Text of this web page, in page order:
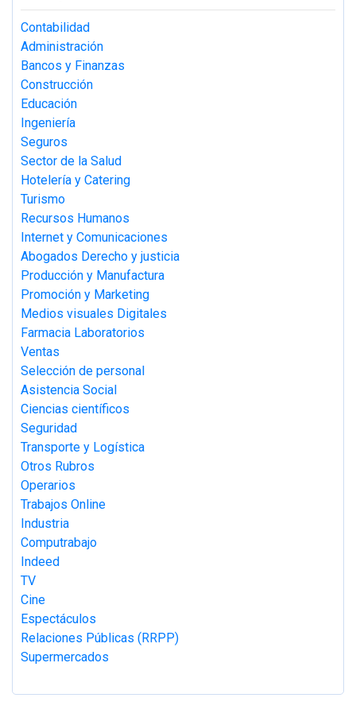
Contabilidad
Administración
Bancos y Finanzas
Construcción
Educación
Ingeniería
Seguros
Sector de la Salud
Hotelería y Catering
Turismo
Recursos Humanos
Internet y Comunicaciones
Abogados Derecho y justicia
Producción y Manufactura
Promoción y Marketing
Medios visuales Digitales
Farmacia Laboratorios
Ventas
Selección de personal
Asistencia Social
Ciencias científicos
Seguridad
Transporte y Logística
Otros Rubros
Operarios
Trabajos Online
Industria
Computrabajo
Indeed
TV
Cine
Espectáculos
Relaciones Públicas (RRPP)
Supermercados